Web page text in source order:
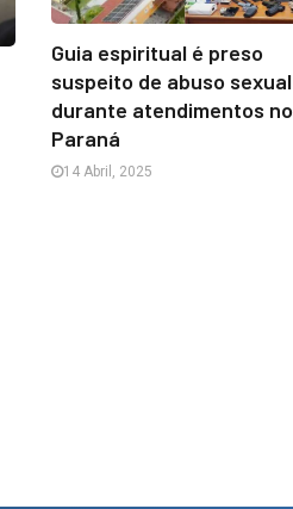
Guia espiritual é preso
suspeito de abuso sexual
durante atendimentos no
Paraná
14 Abril, 2025